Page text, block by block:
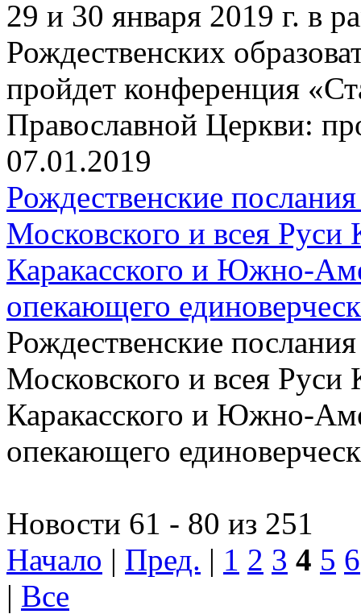
29 и 30 января 2019 г. в
Рождественских
пройдет конференция
Православной Церкви:
07.01.2019
Рождественские
Московского и всея Руси
Каракасского и Южно-
опекающего
Рождественские
Московского и всея Руси
Каракасского и Южно-
опекающего
Новости 61 - 80 из 251
Начало | Пред. | 1 2 3 4 5 6
| Все